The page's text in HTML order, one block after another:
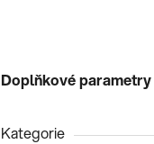
Doplňkové parametry
Kategorie